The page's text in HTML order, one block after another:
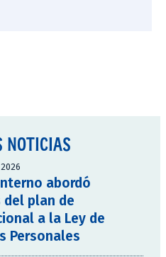
NOTICIAS
abordó
del plan de
a la Ley de
Personales